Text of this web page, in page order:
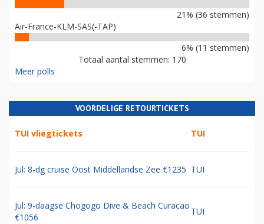
21% (36 stemmen)
Air-France-KLM-SAS(-TAP)
6% (11 stemmen)
Totaal aantal stemmen: 170
Meer polls
VOORDELIGE RETOURTICKETS
TUI vliegtickets TUI
Jul: 8-dg cruise Oost Middellandse Zee €1235 TUI
Jul: 9-daagse Chogogo Dive & Beach Curacao
€1056
TUI